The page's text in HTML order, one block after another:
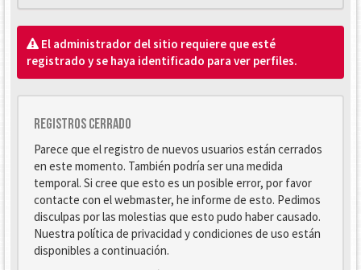
El administrador del sitio requiere que esté
registrado y se haya identificado para ver perfiles.
Registros cerrado
Parece que el registro de nuevos usuarios están cerrados
en este momento. También podría ser una medida
temporal. Si cree que esto es un posible error, por favor
contacte con el webmaster, he informe de esto. Pedimos
disculpas por las molestias que esto pudo haber causado.
Nuestra política de privacidad y condiciones de uso están
disponibles a continuación.